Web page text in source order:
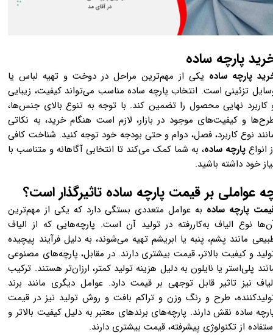
پارچه ساده
پارچه ساده یکی از مهم‌ترین مراحل در دوخت و تهیه لباس یا
تزئینی است. انتخاب پارچه ساده مناسب می‌تواند کیفیت، زیبایی
کاربرد نهایی محصول را تضمین کند. با توجه به تنوع بالای جنس‌ها،
و کیفیت‌های موجود در بازار، لازم است هنگام خرید، به نکاتی
نوع کاربرد، فصل، دوام و حتی بودجه خود توجه کنید. شناخت کافی
انواع پارچه‌ ساده، به شما کمک می‌کند تا انتخابی آگاهانه و متناسب با
خود داشته باشید.
عواملی بر قیمت پارچه ساده تاثیرگذار است؟
پارچه ساده به عوامل متعددی بستگی دارد که یکی از مهم‌ترین
نوع الیاف به‌کاررفته در تولید آن است. پارچه‌هایی که از الیاف
مانند پشم، پنبه یا ابریشم تهیه می‌شوند، به دلیل فرآیند پیچیده
و کیفیت بالاتر، قیمت بیشتری دارند. در مقابل، پارچه‌های مصنوعی
پلی‌استر یا نایلون به دلیل هزینه تولید کمتر، ارزان‌تر هستند. ترکیب
نیز تاثیر قابل توجهی بر قیمت دارد. عوامل دیگری مانند برند
طرح و رنگ وزن و تراکم بافت و روش تولید نیز در قیمت
ساده نقش دارند. پارچه‌های برندهای معتبر به دلیل کیفیت بالاتر و
از تکنولوژی پیشرفته، قیمت بیشتری دارند.